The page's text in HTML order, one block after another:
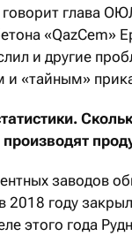
глава
«QazCem»
и другие
«тайным»
заводов
году
этого года